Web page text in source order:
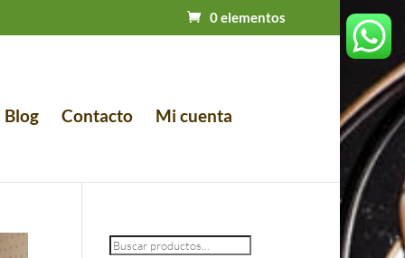
0 elementos
Blog Contacto Mi cuenta
Buscar